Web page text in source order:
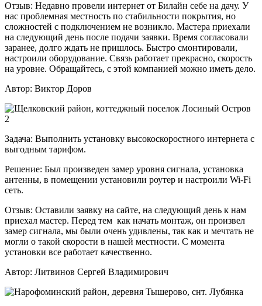
Отзыв: Недавно провели интернет от Билайн себе на дачу. У
нас проблемная местность по стабильности покрытия, но
сложностей с подключением не возникло. Мастера приехали
на следующий день после подачи заявки. Время согласовали
заранее, долго ждать не пришлось. Быстро смонтировали,
настроили оборудование. Связь работает прекрасно, скорость
на уровне. Обращайтесь, с этой компанией можно иметь дело.
Автор: Виктор Доров
Задача: Выполнить установку высокоскоростного интернета с
выгодным тарифом.
Решение: Был произведен замер уровня сигнала, установка
антенны, в помещении установили роутер и настроили Wi-Fi
сеть.
Отзыв: Оставили заявку на сайте, на следующий день к нам
приехал мастер. Перед тем как начать монтаж, он произвел
замер сигнала, мы были очень удивлены, так как и мечтать не
могли о такой скорости в нашей местности. С момента
установки все работает качественно.
Автор: Литвинов Сергей Владимирович